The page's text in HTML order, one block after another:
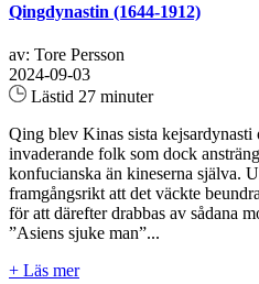
Qingdynastin (1644-1912)
av: Tore Persson
2024-09-03
Lästid 27 minuter
Qing blev Kinas sista kejsardynasti
invaderande folk som dock
konfucianska än kineserna själva.
framgångsrikt att det väckte
för att därefter drabbas av sådana
”Asiens sjuke man”...
+ Läs mer